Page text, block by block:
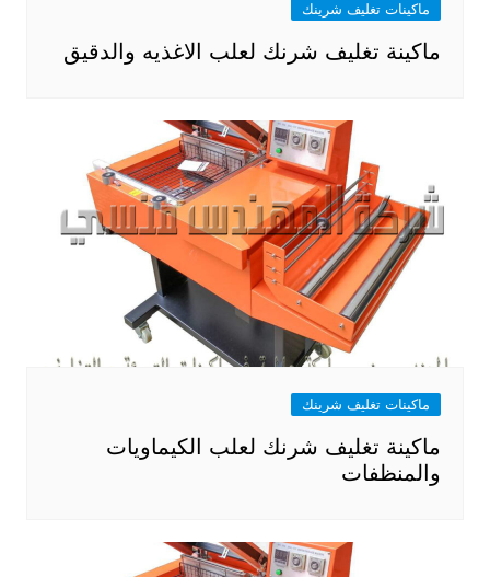
ماكينات تغليف شرينك
ماكينة تغليف شرنك لعلب الاغذيه والدقيق
ماكينات تغليف شرينك
ماكينة تغليف شرنك لعلب الكيماويات
والمنظفات